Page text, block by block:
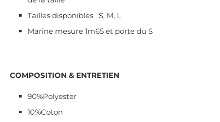
Tailles disponibles : S, M, L
Marine mesure 1m65 et porte du S
COMPOSITION & ENTRETIEN
90%Polyester
10%Coton